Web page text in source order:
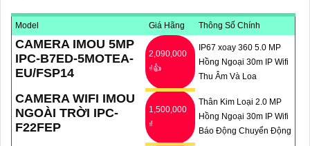
hợp hồng ngoại để quan sát ban đêm một cách rõ ràng và chi
4:Tính năng lưu trữ (Storage): Lựa chọn camera có tính năng
lưu trữ video trực tiếp trên thẻ nhớ hoặc trên đám mây để dễ
dàng xem lại hoặc chia sẻ video.
✔️5:Ứng dụng di động (Mobile App): Chọn camera có ứng dụng
di động tương thích với hệ điều hành của bạn để có thể xem
Model Giá Hãng Thông Số Chính
CAMERA IMOU 5MP
IPC-B7ED-5MOTEA-
EU/FSP14
2,090,000
₫👍
IP67 xoay 360 5.0 MP
Hồng Ngoại 30m IP Wifi
Thu Âm Và Loa
CAMERA WIFI IMOU
NGOÀI TRỜI IPC-
F22FEP
1,500,000
₫
Thân Kim Loại 2.0 MP
Hồng Ngoại 30m IP Wifi
Báo Động Chuyển Động